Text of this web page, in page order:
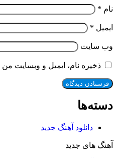
نام *
ایمیل *
وب‌ سایت
ذخیره نام، ایمیل و وبسایت
دسته‌ها
دانلود آهنگ جدید
آهنگ های جدید